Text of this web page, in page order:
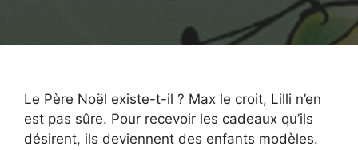
Le Père Noël existe-t-il ? Max le croit, Lilli n’en
est pas sûre. Pour recevoir les cadeaux qu’ils
désirent, ils deviennent des enfants modèles.